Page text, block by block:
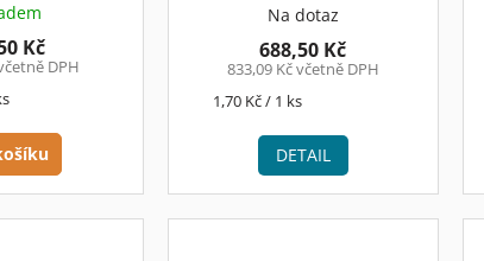
DPH
Kč
Na dotaz
833,09 Kč včetně DPH
688,50 Kč
Měrná
1,70 Kč / 1 ks
DETAIL